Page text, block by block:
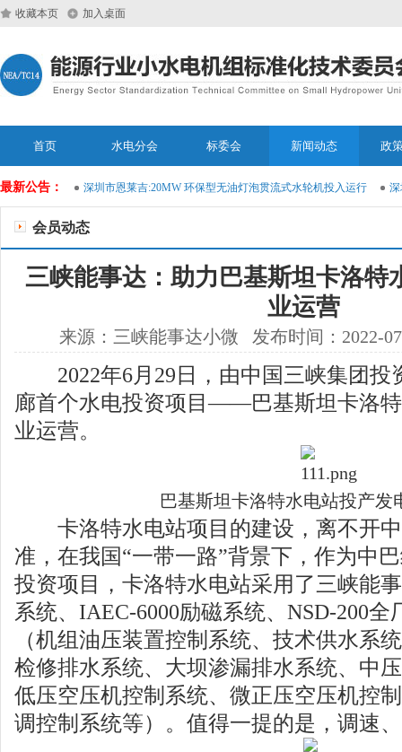
收藏本页 加入桌面
首页 水电分会 标委会 新闻动态 政
最新公告：
维大模型 深圳市恩莱吉:20MW 环保型无油灯泡贯流式水轮机投入运行 深
会员动态
三峡能事达：助力巴基斯坦卡洛特
业运营
来源：三峡能事达小微 发布时间：2022-
2022年6月29日，由中国三峡集团投
廊首个水电投资项目——巴基斯坦卡洛
业运营。
巴基斯坦卡洛特水电站投产发
卡洛特水电站项目的建设，离不开中
准，在我国“一带一路”背景下，作为中
投资项目，卡洛特水电站采用了三峡能
系统、IAEC-6000励磁系统、NSD-200
（机组油压装置控制系统、技术供水系
检修排水系统、大坝渗漏排水系统、中
低压空压机控制系统、微正压空压机控
调控制系统等）。值得一提的是，调速